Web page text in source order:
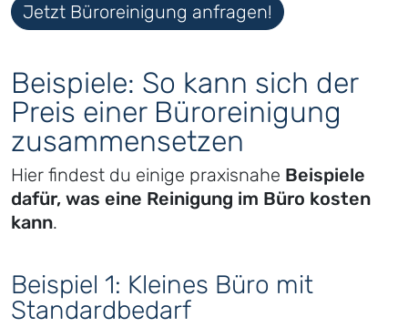
Jetzt Büroreinigung anfragen!
Beispiele: So kann sich der
Preis einer Büroreinigung
zusammensetzen
Hier findest du einige praxisnahe Beispiele
dafür, was eine Reinigung im Büro kosten
kann.
Beispiel 1: Kleines Büro mit
Standardbedarf